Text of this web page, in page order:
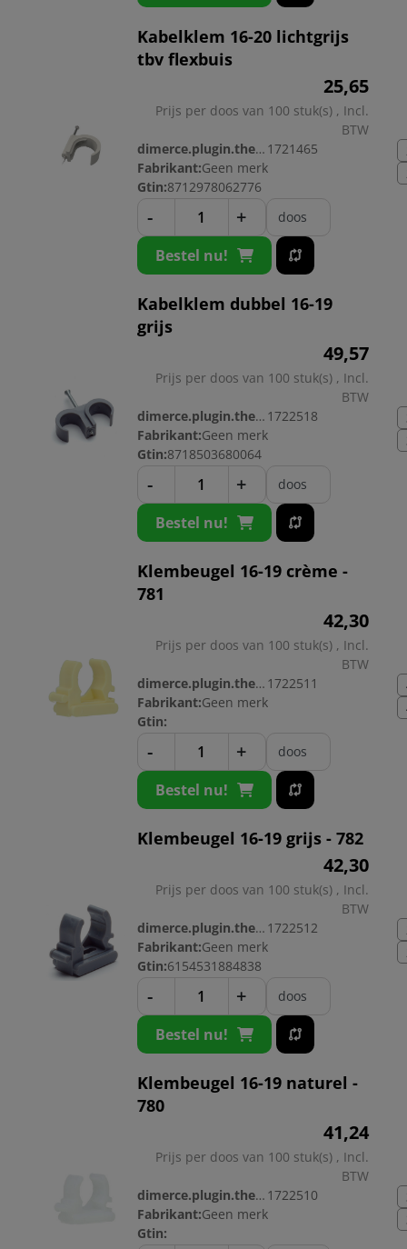
Kabelklem 16-20 lichtgrijs
tbv flexbuis
25,65
Prijs per doos van 100 stuk(s) , Incl.
BTW
dimerce.plugin.theme.productnr: 1721465
Fabrikant:Geen merk
Gtin:8712978062776
- + doos
Bestel nu!
Kabelklem dubbel 16-19
grijs
49,57
Prijs per doos van 100 stuk(s) , Incl.
BTW
dimerce.plugin.theme.productnr: 1722518
Fabrikant:Geen merk
Gtin:8718503680064
- + doos
Bestel nu!
Klembeugel 16-19 crème -
781
42,30
Prijs per doos van 100 stuk(s) , Incl.
BTW
dimerce.plugin.theme.productnr: 1722511
Fabrikant:Geen merk
Gtin:
- + doos
Bestel nu!
Klembeugel 16-19 grijs - 782
42,30
Prijs per doos van 100 stuk(s) , Incl.
BTW
dimerce.plugin.theme.productnr: 1722512
Fabrikant:Geen merk
Gtin:6154531884838
- + doos
Bestel nu!
Klembeugel 16-19 naturel -
780
41,24
Prijs per doos van 100 stuk(s) , Incl.
BTW
dimerce.plugin.theme.productnr: 1722510
Fabrikant:Geen merk
Gtin: